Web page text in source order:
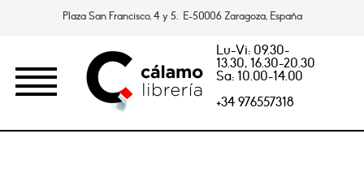
Plaza San Francisco, 4 y 5. E-50006 Zaragoza, España
Lu-Vi: 09.30-
13.30, 16.30-20.30
Sa: 10.00-14.00
+34 976557318